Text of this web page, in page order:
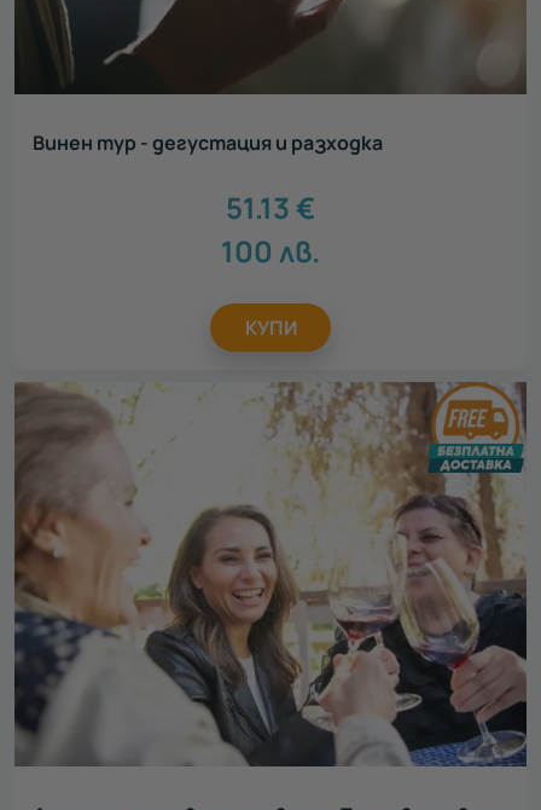
Винен тур - дегустация и разходка
51.13€
100 лв.
КУПИ